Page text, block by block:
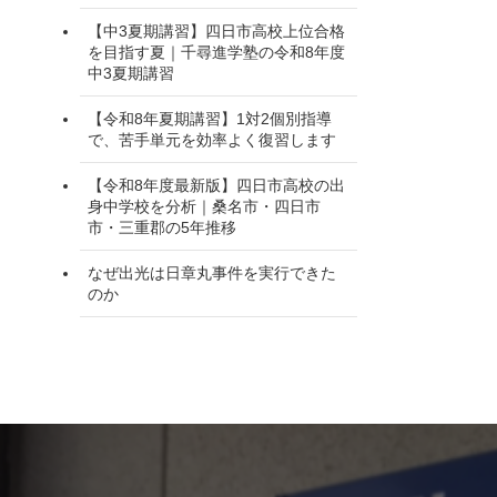
【中3夏期講習】四日市高校上位合格
を目指す夏｜千尋進学塾の令和8年度
中3夏期講習
【令和8年夏期講習】1対2個別指導
で、苦手単元を効率よく復習します
【令和8年度最新版】四日市高校の出
身中学校を分析｜桑名市・四日市
市・三重郡の5年推移
なぜ出光は日章丸事件を実行できた
のか